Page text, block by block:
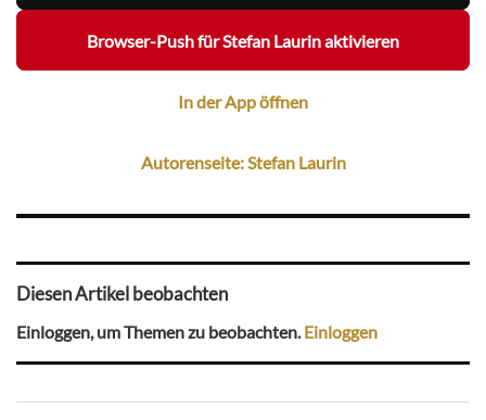
Browser-Push für Stefan Laurin aktivieren
In der App öffnen
Autorenseite: Stefan Laurin
Diesen Artikel beobachten
Einloggen, um Themen zu beobachten.Einloggen